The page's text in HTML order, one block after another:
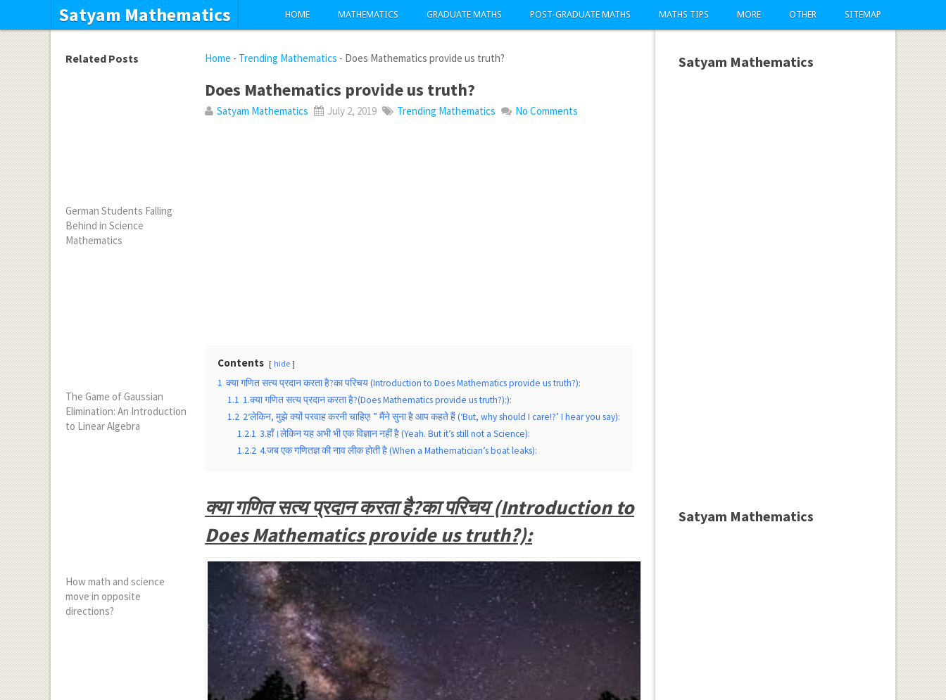
Satyam Mathematics HOME MATHEMATICS GRADUATE MATHS POST-GRADUATE MATHS MATHS TIPS MORE OTHER SITEMAP
Home - Trending Mathematics - Does Mathematics provide us truth?
Does Mathematics provide us truth?
Satyam Mathematics July 2, 2019 Trending Mathematics No Comments
Contents hide
1 क्या गणित सत्य प्रदान करता है?का परिचय (Introduction to Does Mathematics provide us truth?):
1.1 1.क्या गणित सत्य प्रदान करता है?(Does Mathematics provide us truth?):):
1.2 2‘लेकिन, मुझे क्यों परवाह करनी चाहिए! ” मैंने सुना है आप कहते हैं (‘But, why should I care!?’ I hear you say):
1.2.1 3.हाँ।लेकिन यह अभी भी एक विज्ञान नहीं है (Yeah. But it’s still not a Science):
1.2.2 4.जब एक गणितज्ञ की नाव लीक होती है (When a Mathematician’s boat leaks):
क्या गणित सत्य प्रदान करता है?का परिचय (Introduction to
Does Mathematics provide us truth?):
Related Posts
German Students Falling
Behind in Science
Mathematics
The Game of Gaussian
Elimination: An Introduction
to Linear Algebra
How math and science
move in opposite
directions?
Satyam Mathematics
Satyam Mathematics